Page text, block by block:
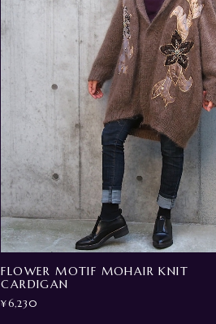
FLOWER MOTIF MOHAIR KNIT
CARDIGAN
¥6,230